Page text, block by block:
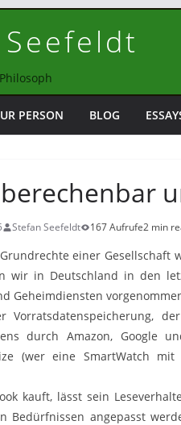
PERSON BLOG
Stefan Seefeldt 167 Aufrufe2 min
einer Gesellschaft
wir in Deutschland in den
Geheimdiensten
Vorratsdatenspeicherung,
durch Amazon, Google
(wer eine SmartWatch
kauft, lässt sein
Bedürfnissen angepasst